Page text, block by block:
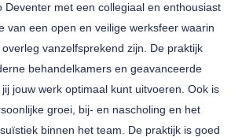
Deventer met een collegiaal en enthousiast
van een open en veilige werksfeer waarin
vanzelfsprekend zijn. De praktijk
behandelkamers en geavanceerde
jouw werk optimaal kunt uitvoeren. Ook is
groei, bij- en nascholing en het
binnen het team. De praktijk is goed